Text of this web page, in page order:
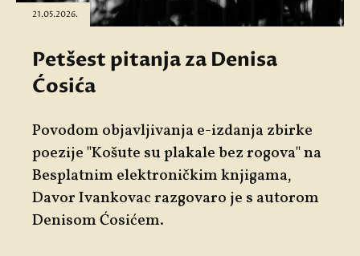
21.05.2026.
Petšest pitanja za Denisa
Ćosića
Povodom objavljivanja e-izdanja zbirke
poezije "Košute su plakale bez rogova" na
Besplatnim elektroničkim knjigama,
Davor Ivankovac razgovaro je s autorom
Denisom Ćosićem.